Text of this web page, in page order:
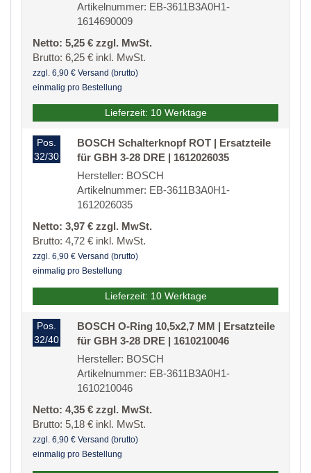
Artikelnummer: EB-3611B3A0H1-
1614690009
Netto: 5,25 € zzgl. MwSt.
Brutto: 6,25 € inkl. MwSt.
zzgl. 6,90 € Versand (brutto)
einmalig pro Bestellung
Lieferzeit: 10 Werktage
Pos.
32/30
BOSCH Schalterknopf ROT | Ersatzteile
für GBH 3-28 DRE | 1612026035
Hersteller: BOSCH
Artikelnummer: EB-3611B3A0H1-
1612026035
Netto: 3,97 € zzgl. MwSt.
Brutto: 4,72 € inkl. MwSt.
zzgl. 6,90 € Versand (brutto)
einmalig pro Bestellung
Lieferzeit: 10 Werktage
Pos.
32/40
BOSCH O-Ring 10,5x2,7 MM | Ersatzteile
für GBH 3-28 DRE | 1610210046
Hersteller: BOSCH
Artikelnummer: EB-3611B3A0H1-
1610210046
Netto: 4,35 € zzgl. MwSt.
Brutto: 5,18 € inkl. MwSt.
zzgl. 6,90 € Versand (brutto)
einmalig pro Bestellung